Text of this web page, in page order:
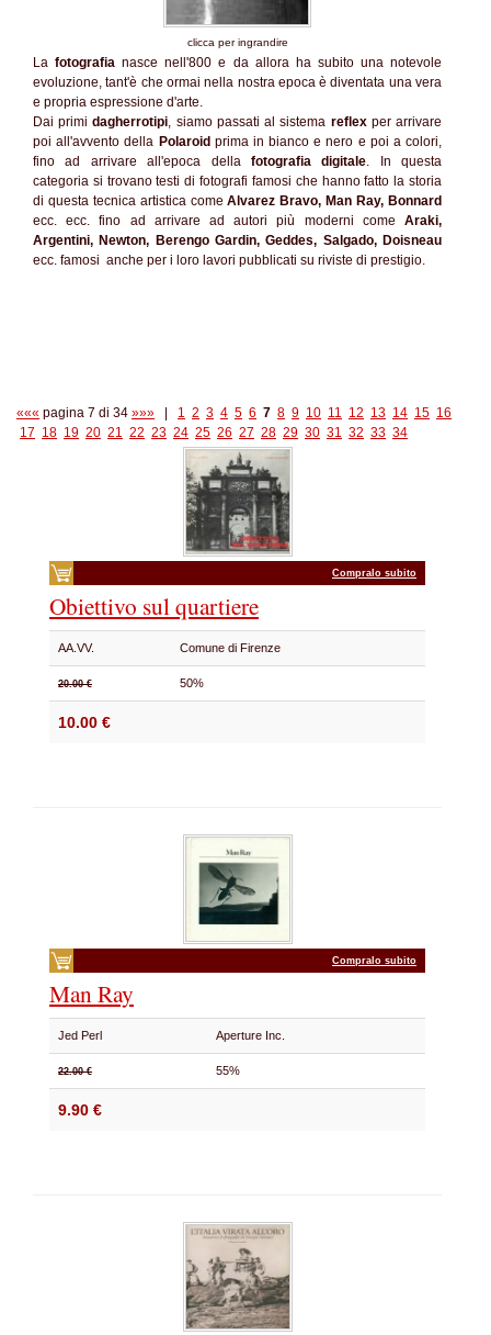
clicca per ingrandire
Lafotografia nasce nell'800 e da allora ha subito una notevole
evoluzione, tant'è che ormai nella nostra epoca è diventata una vera
e propria espressione d'arte.
Dai primidagherrotipi, siamo passati al sistema reflexper arrivare
poi all'avvento della Polaroid prima in bianco e nero e poi a colori,
fino ad arrivare all'epoca della fotografia digitale. In questa
categoria si trovano testi di fotografi famosi che hanno fatto la storia
di questa tecnica artistica comeAlvarez Bravo, Man Ray, Bonnard
ecc. ecc. fino ad arrivare ad autori più moderni come Araki,
Argentini, Newton, Berengo Gardin, Geddes, Salgado, Doisneau
ecc. famosi anche per i loro lavori pubblicati su riviste di prestigio.
««« pagina 7 di 34 »»» 1 2 3 4 5 6 7 8 9 10 11 12 13 14 15 16
17 18 19 20 21 22 23 24 25 26 27 28 29 30 31 32 33 34
Compralo subito
Obiettivo sul quartiere
AA.VV. Comune di Firenze
20.00 € 50%
10.00 €
Compralo subito
Man Ray
Jed Perl Aperture Inc.
22.00 € 55%
9.90 €